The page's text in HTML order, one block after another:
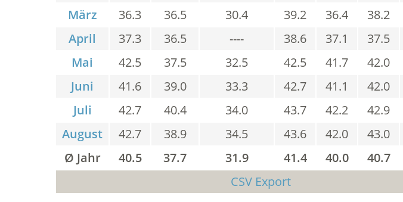
März
36.3 36.5 30.4 39.2 36.4 38.2
April
37.3 36.5 ---- 38.6 37.1 37.5
Mai
42.5 37.5 32.5 42.5 41.7 42.0
Juni
41.6 39.0 33.3 42.7 41.1 42.0
Juli
42.7 40.4 34.0 43.7 42.2 42.9
August
42.7 38.9 34.5 43.6 42.0 43.0
Ø Jahr
40.5 37.7 31.9 41.4 40.0 40.7
CSV Export